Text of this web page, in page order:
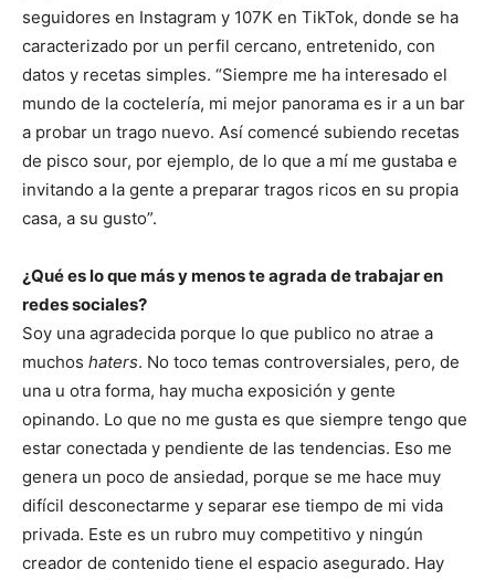
seguidores en Instagram y 107K en TikTok, donde se ha
caracterizado por un perfil cercano, entretenido, con
datos y recetas simples. “Siempre me ha interesado el
mundo de la coctelería, mi mejor panorama es ir a un bar
a probar un trago nuevo. Así comencé subiendo recetas
de pisco sour, por ejemplo, de lo que a mí me gustaba e
invitando a la gente a preparar tragos ricos en su propia
casa, a su gusto”.
¿Qué es lo que más y menos te agrada de trabajar en
redes sociales?
Soy una agradecida porque lo que publico no atrae a
muchos haters. No toco temas controversiales, pero, de
una u otra forma, hay mucha exposición y gente
opinando. Lo que no me gusta es que siempre tengo que
estar conectada y pendiente de las tendencias. Eso me
genera un poco de ansiedad, porque se me hace muy
difícil desconectarme y separar ese tiempo de mi vida
privada. Este es un rubro muy competitivo y ningún
creador de contenido tiene el espacio asegurado. Hay